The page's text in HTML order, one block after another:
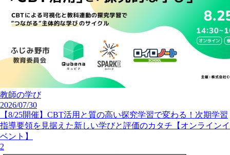
教師の学び
2026/07/30
【8/25開催】CBT活用と質の高い探究学習で変わる！次期学習
指導要領を見据えた新しい学びと評価のカタチ【オンラインイ
ベント】
2